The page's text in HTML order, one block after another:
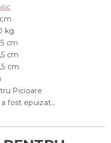
kg
cm
cm
cm
Picioare
fost epuizat…